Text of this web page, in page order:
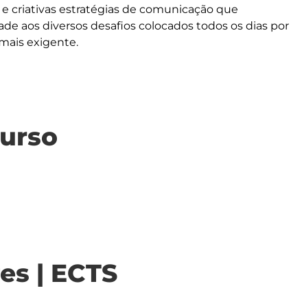
criativas estratégias de comunicação que
aos diversos desafios colocados todos os dias por
| ECTS